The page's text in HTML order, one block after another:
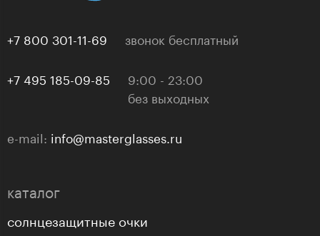
+7 800 301-11-69 звонок бесплатный
+7 495 185-09-85
9:00 - 23:00
без выходных
e-mail: info@masterglasses.ru
каталог
солнцезащитные очки